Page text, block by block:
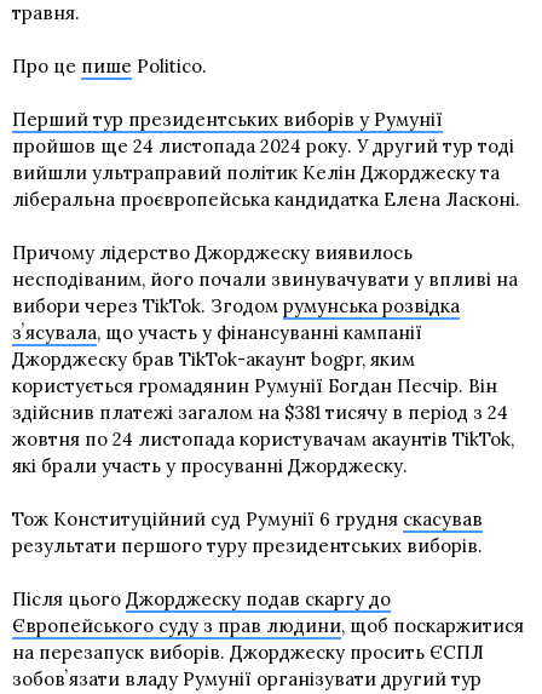
травня.
Про це пише Politico.
Перший тур президентських виборів у Румунії
пройшов ще 24 листопада 2024 року. У другий тур тоді
вийшли ультраправий політик Келін Джорджеску та
ліберальна проєвропейська кандидатка Елена Ласконі.
Причому лідерство Джорджеску виявилось
несподіваним, його почали звинувачувати у впливі на
вибори через TikTok. Згодом румунська розвідка
зʼясувала, що участь у фінансуванні кампанії
Джорджеску брав TikTok-акаунт bogpr, яким
користується громадянин Румунії Богдан Песчір. Він
здійснив платежі загалом на $381 тисячу в період з 24
жовтня по 24 листопада користувачам акаунтів TikTok,
які брали участь у просуванні Джорджеску.
Тож Конституційний суд Румунії 6 грудня скасував
результати першого туру президентських виборів.
Після цього Джорджеску подав скаргу до
Європейського суду з прав людини, щоб поскаржитися
на перезапуск виборів. Джорджеску просить ЄСПЛ
зобовʼязати владу Румунії організувати другий тур